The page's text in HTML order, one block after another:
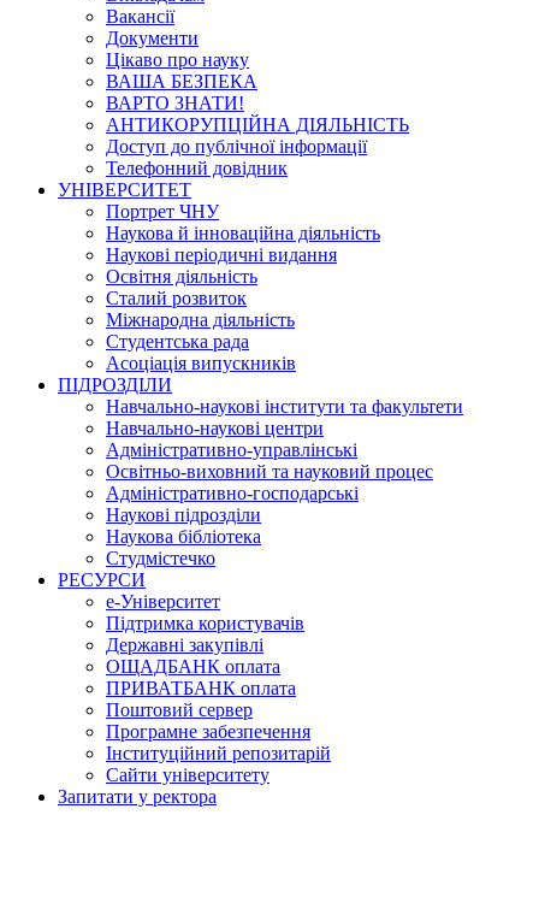
Вакансії
Документи
Цікаво про науку
ВАША БЕЗПЕКА
ВАРТО ЗНАТИ!
АНТИКОРУПЦІЙНА ДІЯЛЬНІСТЬ
Доступ до публічної інформації
Телефонний довідник
УНІВЕРСИТЕТ
Портрет ЧНУ
Наукова й інноваційна діяльність
Наукові періодичні видання
Освітня діяльність
Сталий розвиток
Міжнародна діяльність
Студентська рада
Асоціація випускників
ПІДРОЗДІЛИ
Навчально-наукові інститути та факультети
Навчально-наукові центри
Адміністративно-управлінські
Освітньо-виховний та науковий процес
Адміністративно-господарські
Наукові підрозділи
Наукова бібліотека
Студмістечко
РЕСУРСИ
е-Університет
Підтримка користувачів
Державні закупівлі
ОЩАДБАНК оплата
ПРИВАТБАНК оплата
Поштовий сервер
Програмне забезпечення
Інституційний репозитарій
Сайти університету
Запитати у ректора